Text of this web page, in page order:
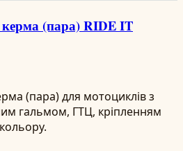
керма (пара) RIDE IT
(пара) для мотоциклів з
гальмом, ГТЦ, кріпленням